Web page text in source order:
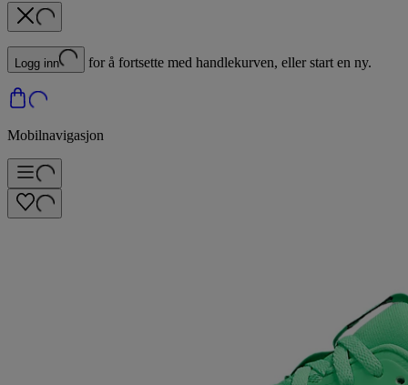
Logg inn for å fortsette med handlekurven, eller start en ny.
Mobilnavigasjon